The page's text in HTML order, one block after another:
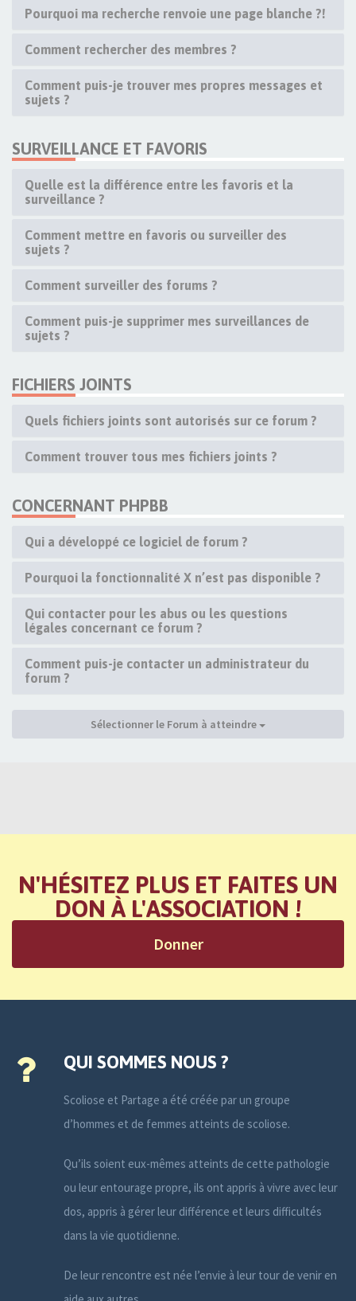
Pourquoi ma recherche renvoie une page blanche ?!
Comment rechercher des membres ?
Comment puis-je trouver mes propres messages et
sujets ?
SURVEILLANCE ET FAVORIS
Quelle est la différence entre les favoris et la
surveillance ?
Comment mettre en favoris ou surveiller des
sujets ?
Comment surveiller des forums ?
Comment puis-je supprimer mes surveillances de
sujets ?
FICHIERS JOINTS
Quels fichiers joints sont autorisés sur ce forum ?
Comment trouver tous mes fichiers joints ?
CONCERNANT PHPBB
Qui a développé ce logiciel de forum ?
Pourquoi la fonctionnalité X n’est pas disponible ?
Qui contacter pour les abus ou les questions
légales concernant ce forum ?
Comment puis-je contacter un administrateur du
forum ?
Sélectionner le Forum à atteindre
N'HÉSITEZ PLUS ET FAITES UN
DON À L'ASSOCIATION !
Donner
QUI SOMMES NOUS ?
Scoliose et Partage a été créée par un groupe
d’hommes et de femmes atteints de scoliose.
Qu’ils soient eux-mêmes atteints de cette pathologie
ou leur entourage propre, ils ont appris à vivre avec leur
dos, appris à gérer leur différence et leurs difficultés
dans la vie quotidienne.
De leur rencontre est née l’envie à leur tour de venir en